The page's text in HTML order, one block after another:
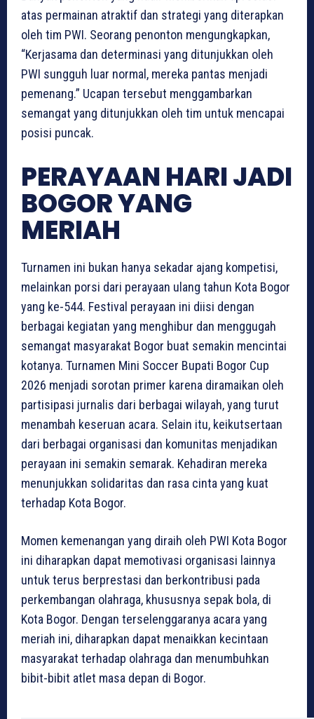
atas permainan atraktif dan strategi yang diterapkan
oleh tim PWI. Seorang penonton mengungkapkan,
“Kerjasama dan determinasi yang ditunjukkan oleh
PWI sungguh luar normal, mereka pantas menjadi
pemenang.” Ucapan tersebut menggambarkan
semangat yang ditunjukkan oleh tim untuk mencapai
posisi puncak.
PERAYAAN HARI JADI
BOGOR YANG
MERIAH
Turnamen ini bukan hanya sekadar ajang kompetisi,
melainkan porsi dari perayaan ulang tahun Kota Bogor
yang ke-544. Festival perayaan ini diisi dengan
berbagai kegiatan yang menghibur dan menggugah
semangat masyarakat Bogor buat semakin mencintai
kotanya. Turnamen Mini Soccer Bupati Bogor Cup
2026 menjadi sorotan primer karena diramaikan oleh
partisipasi jurnalis dari berbagai wilayah, yang turut
menambah keseruan acara. Selain itu, keikutsertaan
dari berbagai organisasi dan komunitas menjadikan
perayaan ini semakin semarak. Kehadiran mereka
menunjukkan solidaritas dan rasa cinta yang kuat
terhadap Kota Bogor.
Momen kemenangan yang diraih oleh PWI Kota Bogor
ini diharapkan dapat memotivasi organisasi lainnya
untuk terus berprestasi dan berkontribusi pada
perkembangan olahraga, khususnya sepak bola, di
Kota Bogor. Dengan terselenggaranya acara yang
meriah ini, diharapkan dapat menaikkan kecintaan
masyarakat terhadap olahraga dan menumbuhkan
bibit-bibit atlet masa depan di Bogor.